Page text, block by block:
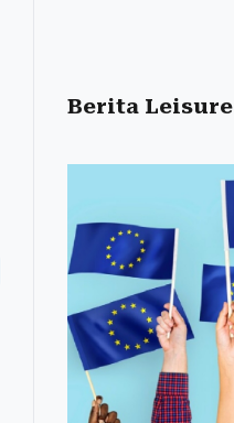
Berita Leisure